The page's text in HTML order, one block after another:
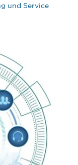
und Service